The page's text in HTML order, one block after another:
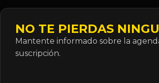
NO TE PIERDAS
Mantente informado sobre la
suscripción.